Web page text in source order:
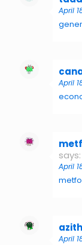
April
April
says:
April
April